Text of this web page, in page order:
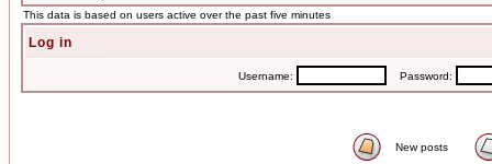
This data is based on users active over the past five minutes
Log in
Username: Password:
New posts